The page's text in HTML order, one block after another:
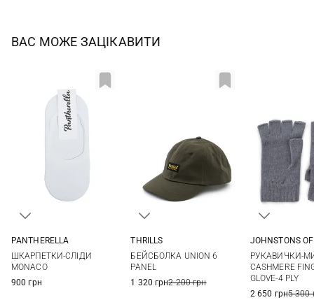
ВАС МОЖЕ ЗАЦІКАВИТИ
PANTHERELLA
ШКАРПЕТКИ-СЛІДИ
MONACO
900 грн
THRILLS
БЕЙСБОЛКА UNION 6
PANEL
1 320 грн2 200 грн
JOHNSTONS
РУКАВИЧКИ-
CASHMERE
GLOVE-4 PLY
2 650 грн5 300